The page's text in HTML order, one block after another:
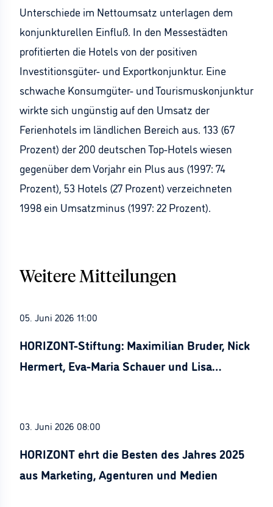
Unterschiede im Nettoumsatz unterlagen dem
konjunkturellen Einfluß. In den Messestädten
profitierten die Hotels von der positiven
Investitionsgüter- und Exportkonjunktur. Eine
schwache Konsumgüter- und Tourismuskonjunktur
wirkte sich ungünstig auf den Umsatz der
Ferienhotels im ländlichen Bereich aus. 133 (67
Prozent) der 200 deutschen Top-Hotels wiesen
gegenüber dem Vorjahr ein Plus aus (1997: 74
Prozent), 53 Hotels (27 Prozent) verzeichneten
1998 ein Umsatzminus (1997: 22 Prozent).
Weitere Mitteilungen
05. Juni 2026 11:00
HORIZONT-Stiftung: Maximilian Bruder, Nick
Hermert, Eva-Maria Schauer und Lisa
03. Juni 2026 08:00
HORIZONT ehrt die Besten des Jahres 2025
aus Marketing, Agenturen und Medien